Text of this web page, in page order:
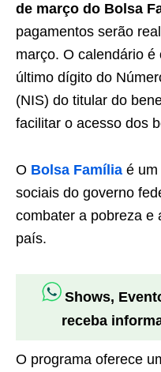
de março do Bolsa
pagamentos serão
março. O calendário
último dígito do
(NIS) do titular do
facilitar o acesso dos
O Bolsa Família é
sociais do governo
combater a pobreza e
país.
Shows,
receba
O programa oferece